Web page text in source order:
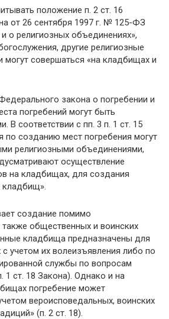
положение п. 2 ст. 16
от 26 сентября 1997 г. № 125-ФЗ
о религиозных объединениях»,
другие религиозные
совершаться «на кладбищах и
закона о погребении и
погребений могут быть
В соответствии с пп. 3 п. 1 ст. 15
по созданию мест погребения могут
религиозными объединениями,
осуществление
на кладбищах, для создания
создание помимо
общественных и воинских
кладбища предназначены для
учетом их волеизъявления либо по
службы по вопросам
1 ст. 18 Закона). Однако и на
погребение может
вероисповедальных, воинских
(п. 2 ст. 18).